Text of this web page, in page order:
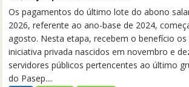
Os pagamentos do último lote do abono
2026, referente ao ano-base de 2024,
agosto. Nesta etapa, recebem o benefício
iniciativa privada nascidos em novembro e
servidores públicos pertencentes ao último
do Pasep....